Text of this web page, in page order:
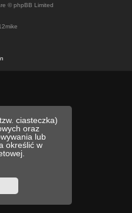
ciasteczka)
oraz
lub
określić w
© phpBB Limited